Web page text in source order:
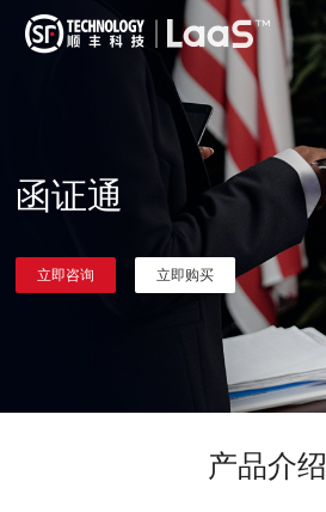
函证通
立即咨询 立即购买
产品介绍